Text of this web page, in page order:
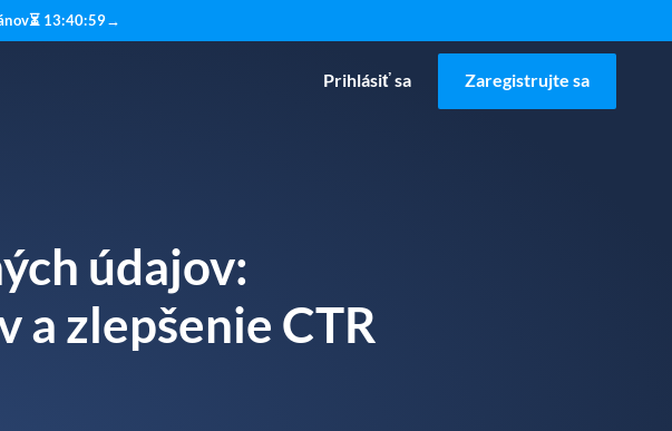
⏳ 13:40:57→
Prihlásiť sa Zaregistrujte sa
údajov:
zlepšenie CTR